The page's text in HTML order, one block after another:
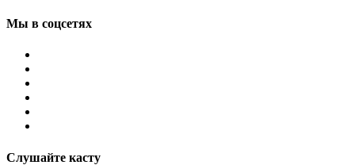
Мы в соцсетях
Слушайте касту